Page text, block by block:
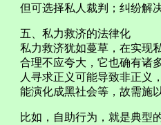
但可选择私人裁判；纠纷解
五、私力救济的法律化
私力救济犹如蔓草，在实现
合理不应夸大，它也确有诸
人寻求正义可能导致非正义
能演化成黑社会等，故需施
比如，自助行为，就是典型